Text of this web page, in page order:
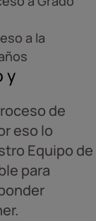
a la
y
de
eso lo
Equipo de
para